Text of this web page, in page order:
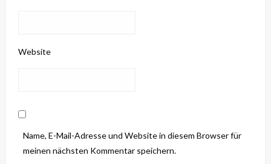
Website
Name, E-Mail-Adresse und Website in diesem Browser für
meinen nächsten Kommentar speichern.